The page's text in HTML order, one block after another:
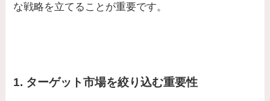
な戦略を立てることが重要です。
1. ターゲット市場を絞り込む重要性